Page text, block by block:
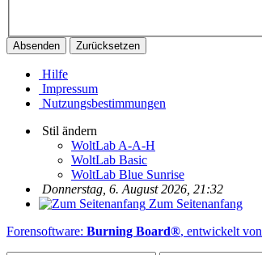
Hilfe
Impressum
Nutzungsbestimmungen
Stil ändern
WoltLab A-A-H
WoltLab Basic
WoltLab Blue Sunrise
Donnerstag, 6. August 2026, 21:32
Zum Seitenanfang
Forensoftware: Burning Board®, entwickelt von